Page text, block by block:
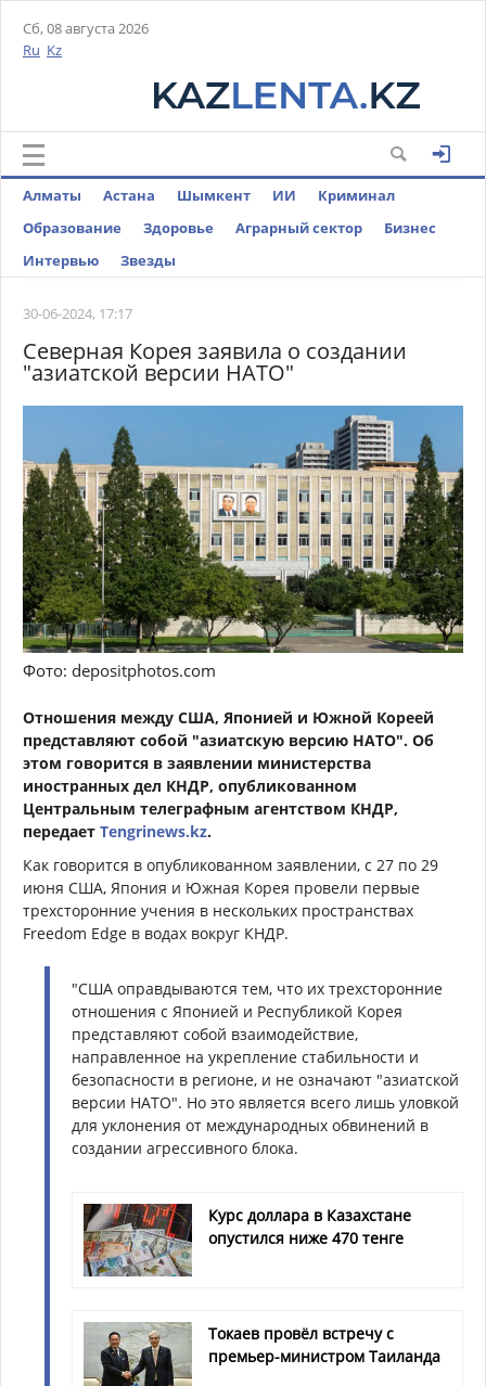
Сб, 08 августа 2026
Ru Kz
Алматы Астана Шымкент ИИ
Криминал
Образование
Здоровье Аграрный сектор
Бизнес
Интервью
Звезды
30-06-2024, 17:17
Северная Корея заявила о создании
"азиатской версии НАТО"
Фото: depositphotos.com
Отношения между США, Японией и Южной Кореей
представляют собой "азиатскую версию НАТО". Об
этом говорится в заявлении министерства
иностранных дел КНДР, опубликованном
Центральным телеграфным агентством КНДР,
передает Tengrinews.kz.
Как говорится в опубликованном заявлении, с 27 по 29
июня США, Япония и Южная Корея провели первые
трехсторонние учения в нескольких пространствах
Freedom Edge в водах вокруг КНДР.
"США оправдываются тем, что их трехсторонние
отношения с Японией и Республикой Корея
представляют собой взаимодействие,
направленное на укрепление стабильности и
безопасности в регионе, и не означают "азиатской
версии НАТО". Но это является всего лишь уловкой
для уклонения от международных обвинений в
создании агрессивного блока.
Курс доллара в Казахстане
опустился ниже 470 тенге
Токаев провёл встречу с
премьер-министром Таиланда